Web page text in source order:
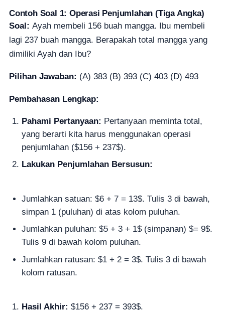
Contoh Soal 1: Operasi Penjumlahan (Tiga Angka)
Soal: Ayah membeli 156 buah mangga. Ibu membeli
lagi 237 buah mangga. Berapakah total mangga yang
dimiliki Ayah dan Ibu?
Pilihan Jawaban: (A) 383 (B) 393 (C) 403 (D) 493
Pembahasan Lengkap:
Pahami Pertanyaan: Pertanyaan meminta total,
yang berarti kita harus menggunakan operasi
penjumlahan ($156 + 237$).
Lakukan Penjumlahan Bersusun:
Jumlahkan satuan: $6 + 7 = 13$. Tulis 3 di bawah,
simpan 1 (puluhan) di atas kolom puluhan.
Jumlahkan puluhan: $5 + 3 + 1$ (simpanan) $= 9$.
Tulis 9 di bawah kolom puluhan.
Jumlahkan ratusan: $1 + 2 = 3$. Tulis 3 di bawah
kolom ratusan.
Hasil Akhir: $156 + 237 = 393$.